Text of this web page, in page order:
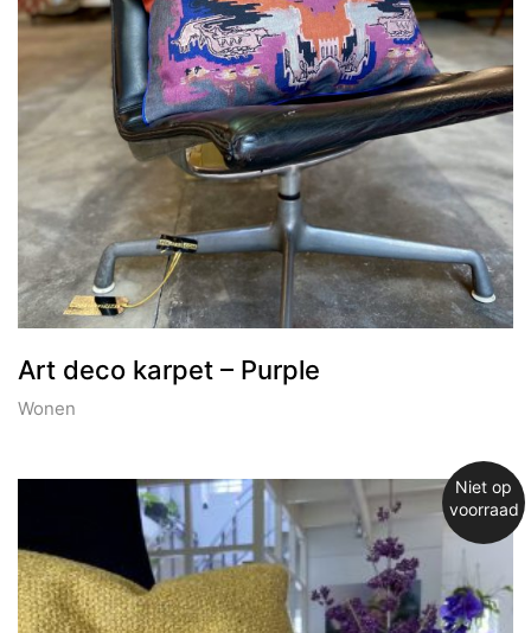
Art deco karpet – Purple
Wonen
Niet op
voorraad